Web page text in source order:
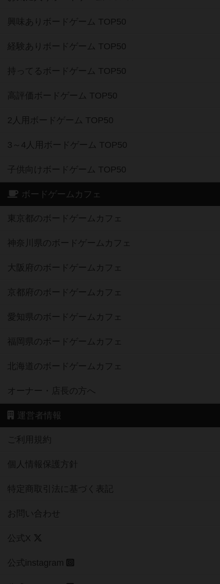
興味ありボードゲーム TOP50
経験ありボードゲーム TOP50
持ってるボードゲーム TOP50
高評価ボードゲーム TOP50
2人用ボードゲーム TOP50
3～4人用ボードゲーム TOP50
子供向けボードゲーム TOP50
ボードゲームカフェ
東京都のボードゲームカフェ
神奈川県のボードゲームカフェ
大阪府のボードゲームカフェ
京都府のボードゲームカフェ
愛知県のボードゲームカフェ
福岡県のボードゲームカフェ
北海道のボードゲームカフェ
オーナー・店長の方へ
運営者情報
ご利用規約
個人情報保護方針
特定商取引法に基づく表記
お問い合わせ
公式X
公式instagram